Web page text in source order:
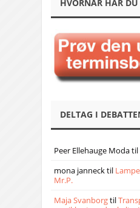
HVORNÅR HAR
DELTAG I
Peer Ellehauge Modatil
mona jannecktil
Mr.P.
Maja Svanborgtil